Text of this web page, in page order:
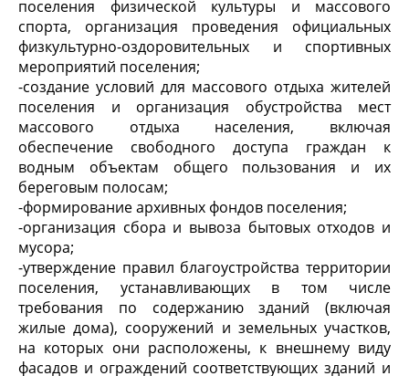
поселения физической культуры и массового
спорта, организация проведения официальных
физкультурно-оздоровительных и спортивных
мероприятий поселения;
-создание условий для массового отдыха жителей
поселения и организация обустройства мест
массового отдыха населения, включая
обеспечение свободного доступа граждан к
водным объектам общего пользования и их
береговым полосам;
-формирование архивных фондов поселения;
-организация сбора и вывоза бытовых отходов и
мусора;
-утверждение правил благоустройства территории
поселения, устанавливающих в том числе
требования по содержанию зданий (включая
жилые дома), сооружений и земельных участков,
на которых они расположены, к внешнему виду
фасадов и ограждений соответствующих зданий и